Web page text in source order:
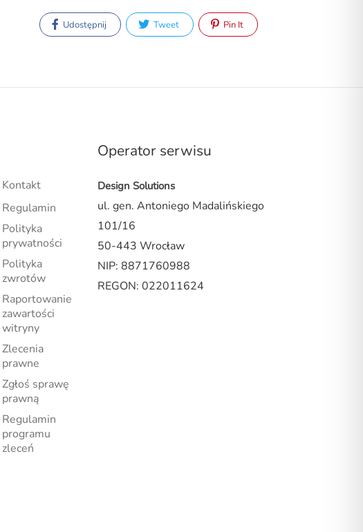
Udostępnij Tweet Pin It
Kontakt
Regulamin
Polityka
prywatności
Polityka
zwrotów
Raportowanie
zawartości
witryny
Zlecenia
prawne
Zgłoś sprawę
prawną
Regulamin
programu
zleceń
Operator serwisu
Design Solutions
ul. gen. Antoniego Madalińskiego
101/16
50-443 Wrocław
NIP: 8871760988
REGON: 022011624